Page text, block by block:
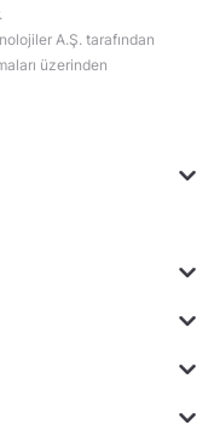
A.Ş. tarafından
üzerinden